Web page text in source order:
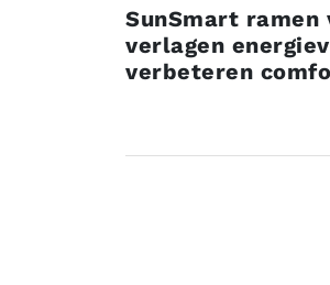
SunSmart ramen
verlagen
verbeteren